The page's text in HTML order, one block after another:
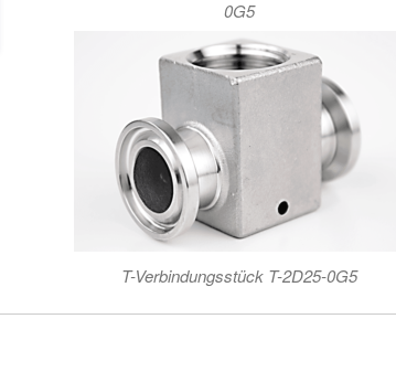
0G5
T-Verbindungsstück T-2D25-0G5